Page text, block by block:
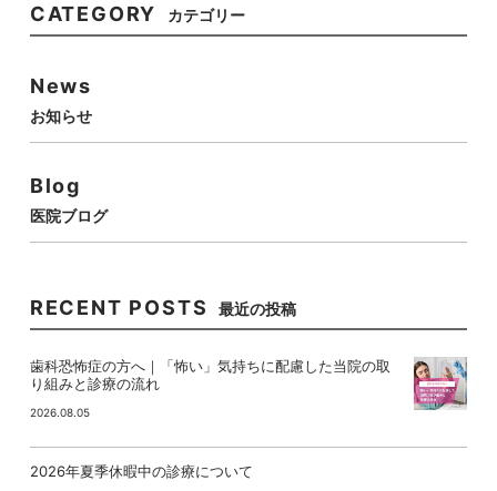
CATEGORY カテゴリー
News
お知らせ
Blog
医院ブログ
RECENT POSTS 最近の投稿
歯科恐怖症の方へ｜「怖い」気持ちに配慮した当院の取
り組みと診療の流れ
2026.08.05
2026年夏季休暇中の診療について